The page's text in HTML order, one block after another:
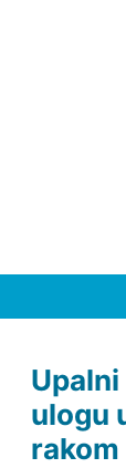
ulogu
rakom